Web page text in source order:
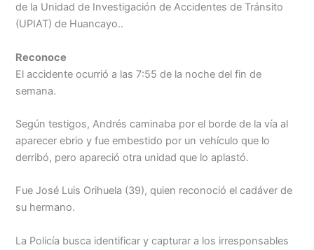
de la Unidad de Investigación de Accidentes de Tránsito
(UPIAT) de Huancayo..
Reconoce
El accidente ocurrió a las 7:55 de la noche del fin de
semana.
Según testigos, Andrés caminaba por el borde de la vía al
aparecer ebrio y fue embestido por un vehículo que lo
derribó, pero apareció otra unidad que lo aplastó.
Fue José Luis Orihuela (39), quien reconoció el cadáver de
su hermano.
La Policía busca identificar y capturar a los irresponsables